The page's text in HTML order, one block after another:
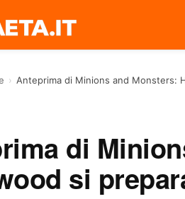
› Anteprima di Minions and Monsters:
di
si